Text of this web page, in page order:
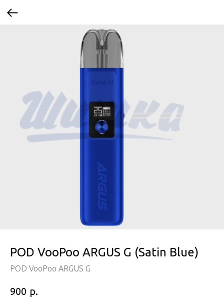
POD VooPoo ARGUS G (Satin Blue)
POD VooPoo ARGUS G
900 р.